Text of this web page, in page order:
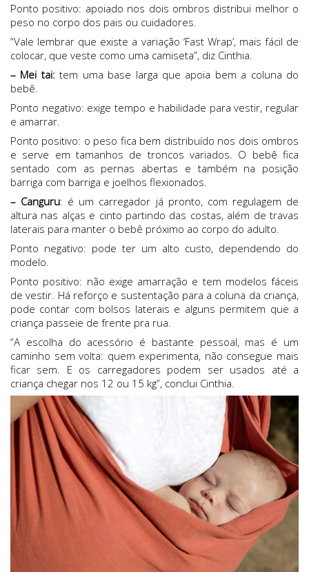
Ponto positivo: apoiado nos dois ombros distribui melhor o
peso no corpo dos pais ou cuidadores.
“Vale lembrar que existe a variação ‘Fast Wrap’, mais fácil de
colocar, que veste como uma camiseta”, diz Cinthia.
– Mei tai: tem uma base larga que apoia bem a coluna do
bebê.
Ponto negativo: exige tempo e habilidade para vestir, regular
e amarrar.
Ponto positivo: o peso fica bem distribuído nos dois ombros
e serve em tamanhos de troncos variados. O bebê fica
sentado com as pernas abertas e também na posição
barriga com barriga e joelhos flexionados.
– Canguru: é um carregador já pronto, com regulagem de
altura nas alças e cinto partindo das costas, além de travas
laterais para manter o bebê próximo ao corpo do adulto.
Ponto negativo: pode ter um alto custo, dependendo do
modelo.
Ponto positivo: não exige amarração e tem modelos fáceis
de vestir. Há reforço e sustentação para a coluna da criança,
pode contar com bolsos laterais e alguns permitem que a
criança passeie de frente pra rua.
“A escolha do acessório é bastante pessoal, mas é um
caminho sem volta: quem experimenta, não consegue mais
ficar sem. E os carregadores podem ser usados até a
criança chegar nos 12 ou 15 kg”, conclui Cinthia.